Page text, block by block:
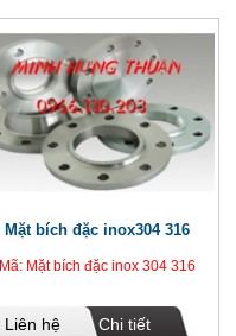
Mặt bích đặc inox304 316
Mã: Mặt bích đặc inox 304 316
Liên hệ Chi tiết